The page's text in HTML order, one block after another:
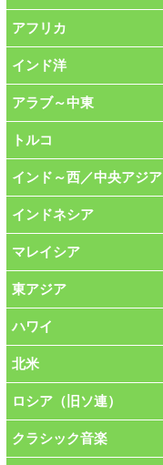
アフリカ
インド洋
アラブ～中東
トルコ
インド～西／中央アジア
インドネシア
マレイシア
東アジア
ハワイ
北米
ロシア（旧ソ連）
クラシック音楽